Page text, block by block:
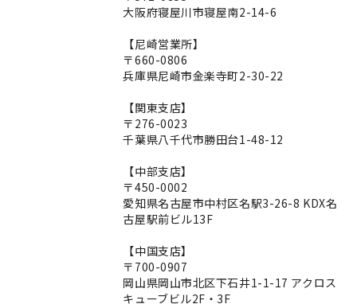
大阪府寝屋川市寝屋南2-14-6
【尼崎営業所】
〒660-0806
兵庫県尼崎市金楽寺町2-30-22
【関東支店】
〒276-0023
千葉県八千代市勝田台1-48-12
【中部支店】
〒450-0002
愛知県名古屋市中村区名駅3-26-8 KDX名
古屋駅前ビル13F
【中国支店】
〒700-0907
岡山県岡山市北区下石井1-1-17 アクロス
キューブビル2F・3F